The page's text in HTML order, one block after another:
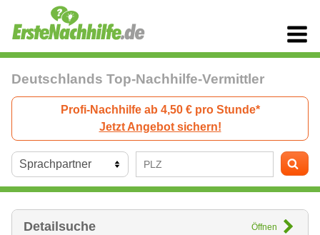
Deutschlands Top-Nachhilfe-Vermittler
Profi-Nachhilfe ab 4,50 € pro Stunde*
Jetzt Angebot sichern!
Detailsuche Öffnen